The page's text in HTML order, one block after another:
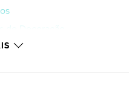
de Decoração